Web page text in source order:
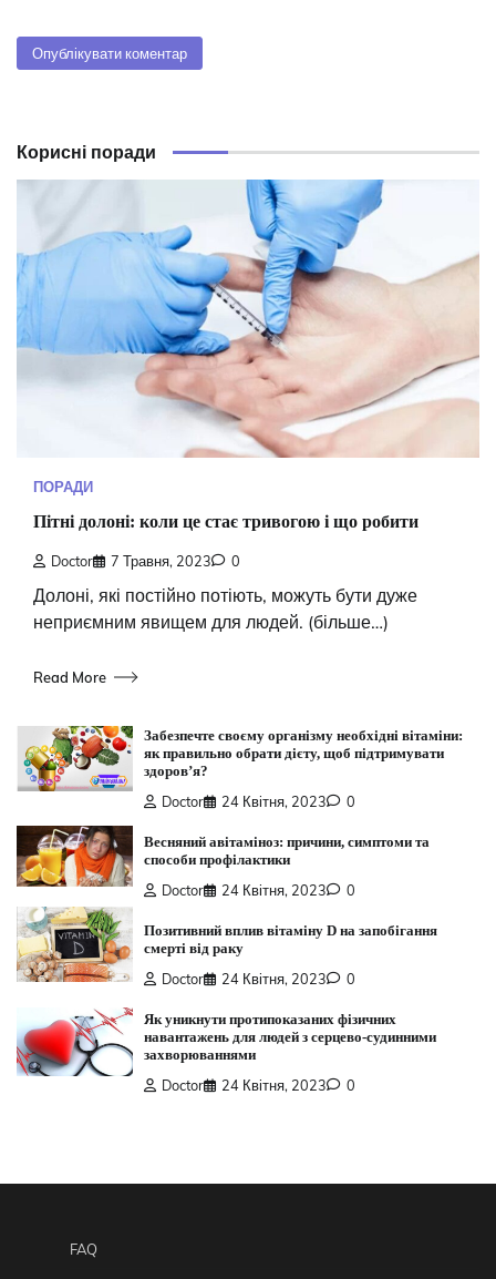
Корисні поради
ПОРАДИ
Пітні долоні: коли це стає тривогою і що робити
Doctor 7 Травня, 2023 0
Долоні, які постійно потіють, можуть бути дуже
неприємним явищем для людей. (більше…)
Read More
Забезпечте своєму організму необхідні вітаміни:
як правильно обрати дієту, щоб підтримувати
здоров’я?
Doctor 24 Квітня, 2023 0
Весняний авітаміноз: причини, симптоми та
способи профілактики
Doctor 24 Квітня, 2023 0
Позитивний вплив вітаміну D на запобігання
смерті від раку
Doctor 24 Квітня, 2023 0
Як уникнути протипоказаних фізичних
навантажень для людей з серцево-судинними
захворюваннями
Doctor 24 Квітня, 2023 0
FAQ